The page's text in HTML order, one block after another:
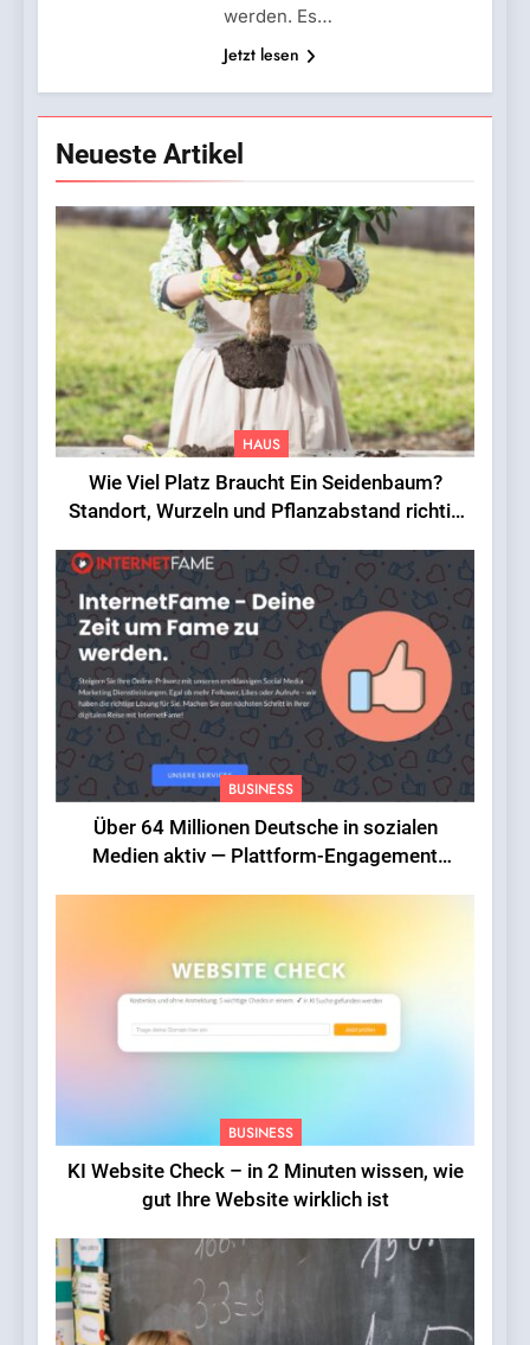
werden. Es…
Jetzt lesen
Neueste Artikel
HAUS
Wie Viel Platz Braucht Ein Seidenbaum?
Standort, Wurzeln und Pflanzabstand richtig
BUSINESS
Über 64 Millionen Deutsche in sozialen
Medien aktiv — Plattform-Engagement
BUSINESS
KI Website Check – in 2 Minuten wissen, wie
gut Ihre Website wirklich ist